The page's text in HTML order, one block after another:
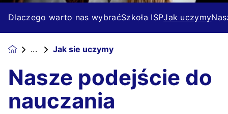
Dlaczego warto nas wybrać​Szkoła ISPJak uczymy​
Jak sie uczymy
Nasze podejście do
nauczania